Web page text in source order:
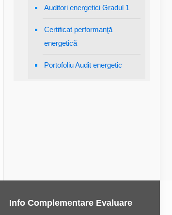
Auditori energetici Gradul 1
Certificat performanţă
energetică
Portofoliu Audit energetic
Info Complementare Evaluare